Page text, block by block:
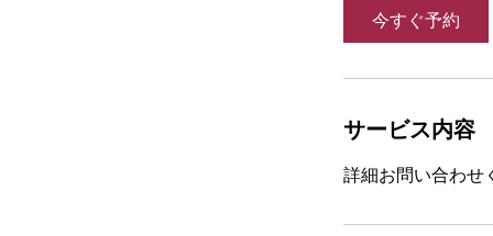
今すぐ予約
サービス内容
詳細お問い合わせ